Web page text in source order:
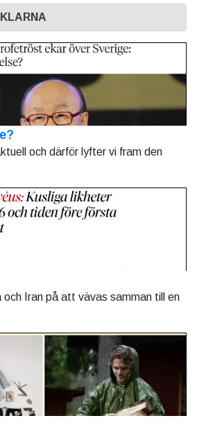
och därför lyfter vi fram den
och Iran på att vävas samman till en